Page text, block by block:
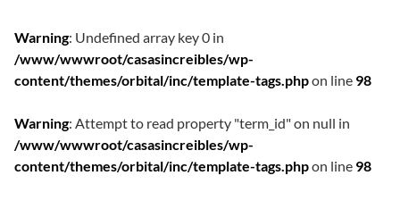
Warning: Undefined array key 0 in
/www/wwwroot/casasincreibles/wp-
content/themes/orbital/inc/template-tags.phpon line 98
Warning: Attempt to read property "term_id" on null in
/www/wwwroot/casasincreibles/wp-
content/themes/orbital/inc/template-tags.phpon line 98